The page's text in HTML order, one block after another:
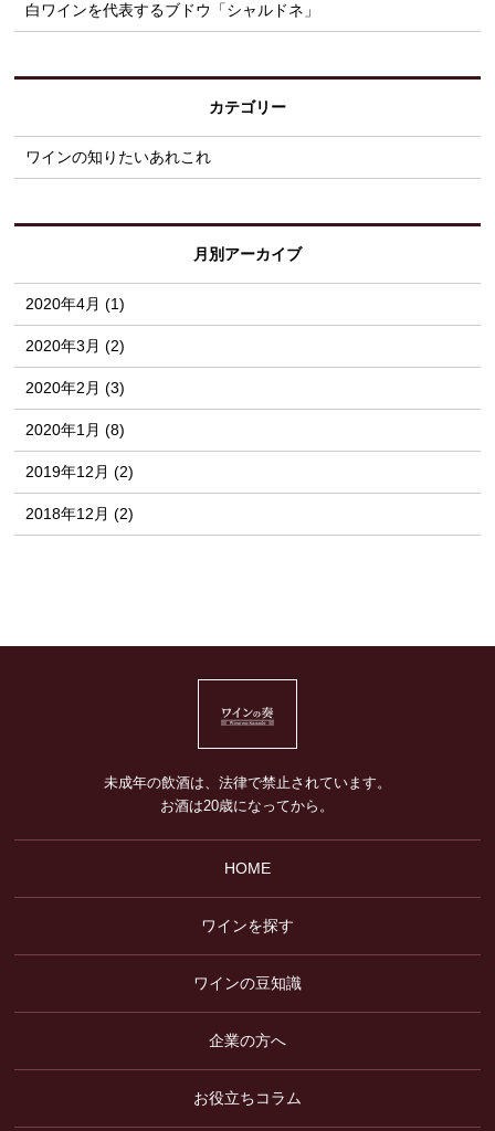
白ワインを代表するブドウ「シャルドネ」
カテゴリー
ワインの知りたいあれこれ
月別アーカイブ
2020年4月 (1)
2020年3月 (2)
2020年2月 (3)
2020年1月 (8)
2019年12月 (2)
2018年12月 (2)
未成年の飲酒は、法律で禁止されています。
お酒は20歳になってから。
HOME
ワインを探す
ワインの豆知識
企業の方へ
お役立ちコラム